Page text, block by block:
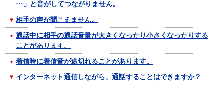
···」と音がしてつながりません。
相手の声が聞こえません。
通話中に相手の通話音量が大きくなったり小さくなったりする
ことがあります。
着信時に着信音が途切れることがあります。
インターネット通信しながら、通話することはできますか？